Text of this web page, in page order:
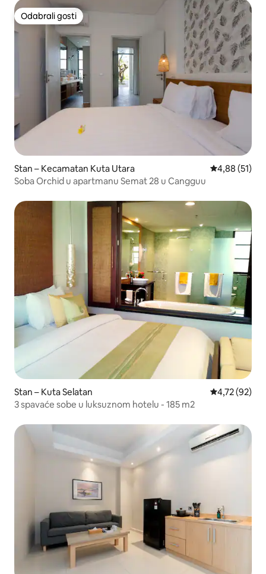
Odabrali gosti
Odabrali gosti
Stan – Kecamatan Kuta Utara Prosječna
4,88 (51)
Soba Orchid u apartmanu Semat 28 u Cangguu
Stan – Kuta Selatan Prosječna
4,72 (92)
3 spavaće sobe u luksuznom hotelu - 185 m2